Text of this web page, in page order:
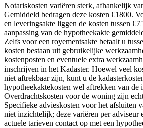
Notariskosten variëren sterk, afhankelijk
Gemiddeld bedragen deze kosten €1800.
en leveringsakte liggen de kosten tussen
aanpassing van de hypotheekakte
Zelfs voor een royementsakte betaalt u
kosten bestaan uit gebruikelijke
kostenposten en eventuele extra
inschrijven in het Kadaster. Hoewel veel
niet aftrekbaar zijn, kunt u de
hypotheekaktekosten wel aftrekken van de
Overdrachtskosten voor de woning zijn
Specifieke advieskosten voor het afsluiten
niet inzichtelijk; deze variëren per adviseur
actuele tarieven contact op met een